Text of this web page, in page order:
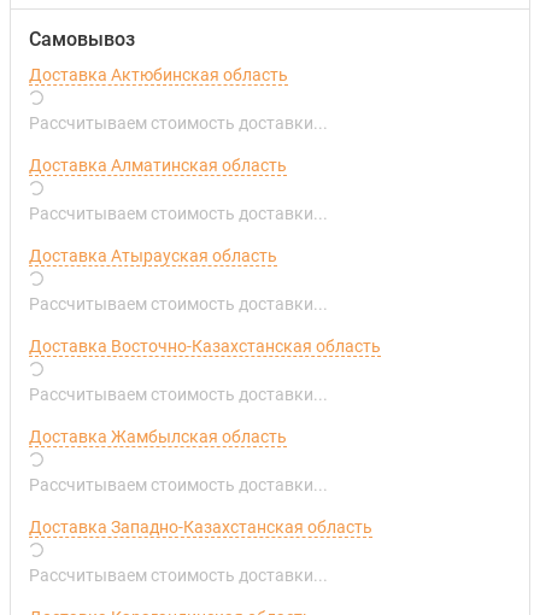
Самовывоз
Доставка Актюбинская область
Рассчитываем стоимость доставки...
Доставка Алматинская область
Рассчитываем стоимость доставки...
Доставка Атырауская область
Рассчитываем стоимость доставки...
Доставка Восточно-Казахстанская область
Рассчитываем стоимость доставки...
Доставка Жамбылская область
Рассчитываем стоимость доставки...
Доставка Западно-Казахстанская область
Рассчитываем стоимость доставки...